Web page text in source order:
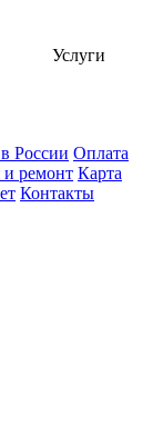
Услуги
России Оплата
и ремонт Карта
Контакты